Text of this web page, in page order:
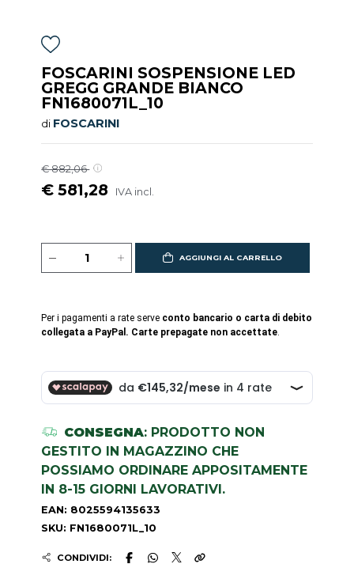
FOSCARINI SOSPENSIONE LED
GREGG GRANDE BIANCO
FN1680071L_10
di FOSCARINI
€ 882,06
€ 581,28 IVA incl.
AGGIUNGI AL CARRELLO
Per i pagamenti a rate serve conto bancario o carta di debito
collegata a PayPal. Carte prepagate non accettate
CONSEGNA: PRODOTTO NON
GESTITO IN MAGAZZINO CHE
POSSIAMO ORDINARE APPOSITAMENTE
IN 8-15 GIORNI LAVORATIVI.
EAN: 8025594135633
SKU: FN1680071L_10
CONDIVIDI: